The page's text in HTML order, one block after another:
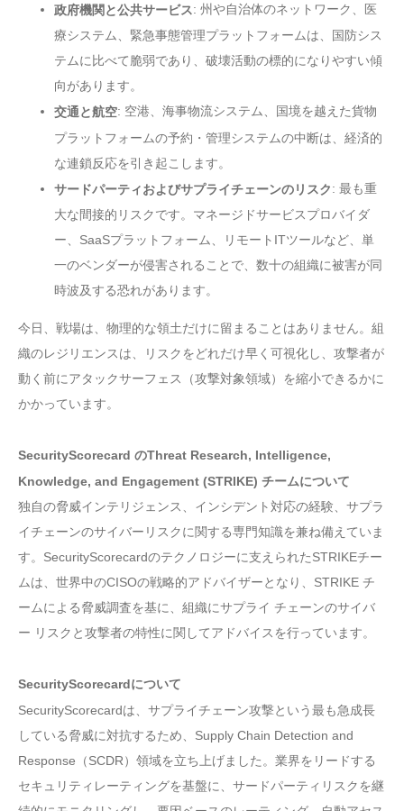
政府機関と公共サービス: 州や自治体のネットワーク、医
療システム、緊急事態管理プラットフォームは、国防シス
テムに比べて脆弱であり、破壊活動の標的になりやすい傾
向があります。
交通と航空: 空港、海事物流システム、国境を越えた貨物
プラットフォームの予約・管理システムの中断は、経済的
な連鎖反応を引き起こします。
サードパーティおよびサプライチェーンのリスク: 最も重
大な間接的リスクです。マネージドサービスプロバイダ
ー、SaaSプラットフォーム、リモートITツールなど、単
一のベンダーが侵害されることで、数十の組織に被害が同
時波及する恐れがあります。
今日、戦場は、物理的な領土だけに留まることはありません。組
織のレジリエンスは、リスクをどれだけ早く可視化し、攻撃者が
動く前にアタックサーフェス（攻撃対象領域）を縮小できるかに
かかっています。
SecurityScorecard のThreat Research, Intelligence,
Knowledge, and Engagement (STRIKE) チームについて
独自の脅威インテリジェンス、インシデント対応の経験、サプラ
イチェーンのサイバーリスクに関する専門知識を兼ね備えていま
す。SecurityScorecardのテクノロジーに支えられたSTRIKEチー
ムは、世界中のCISOの戦略的アドバイザーとなり、STRIKE チ
ームによる脅威調査を基に、組織にサプライ チェーンのサイバ
ー リスクと攻撃者の特性に関してアドバイスを行っています。
SecurityScorecardについて
SecurityScorecardは、サプライチェーン攻撃という最も急成長
している脅威に対抗するため、Supply Chain Detection and
Response（SCDR）領域を立ち上げました。業界をリードする
セキュリティレーティングを基盤に、サードパーティリスクを継